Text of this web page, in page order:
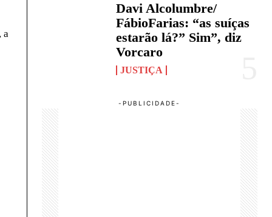
a
Davi Alcolumbre/
FábioFarias: “as suíças
estarão lá?” Sim”, diz
Vorcaro
JUSTIÇA